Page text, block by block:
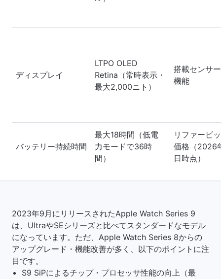
ディスプレイ
LTPO OLED
Retina（常時表示・
最大2,000ニト）
搭載センサ
機能
バッテリー持続時間
最大18時間（低電
力モードで36時
間）
リファービ
価格（2026
日時点）
2023年9月にリリースされたApple Watch Series 9
は、UltraやSEシリーズと比べてスタンダードなモデル
になっています。ただ、Apple Watch Series 8からの
アップグレード・機能改善が多く、以下のポイントに注
目です。
S9 SiPによるチップ・プロセッサ性能の向上（最